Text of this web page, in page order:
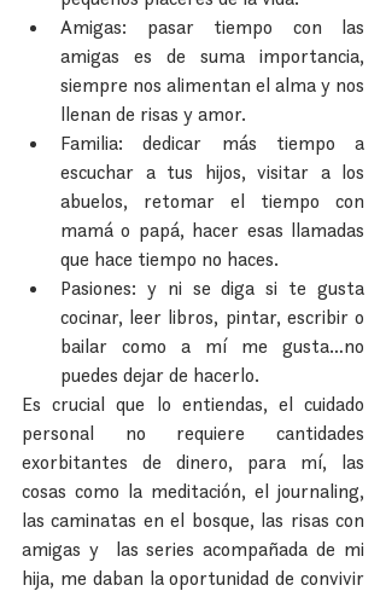
Amigas: pasar tiempo con las
amigas es de suma importancia,
siempre nos alimentan el alma y nos
llenan de risas y amor.
Familia: dedicar más tiempo a
escuchar a tus hijos, visitar a los
abuelos, retomar el tiempo con
mamá o papá, hacer esas llamadas
que hace tiempo no haces.
Pasiones: y ni se diga si te gusta
cocinar, leer libros, pintar, escribir o
bailar como a mí me gusta…no
puedes dejar de hacerlo.
Es crucial que lo entiendas, el cuidado
personal no requiere cantidades
exorbitantes de dinero, para mí, las
cosas como la meditación, el journaling,
las caminatas en el bosque, las risas con
amigas y  las series acompañada de mi
hija, me daban la oportunidad de convivir